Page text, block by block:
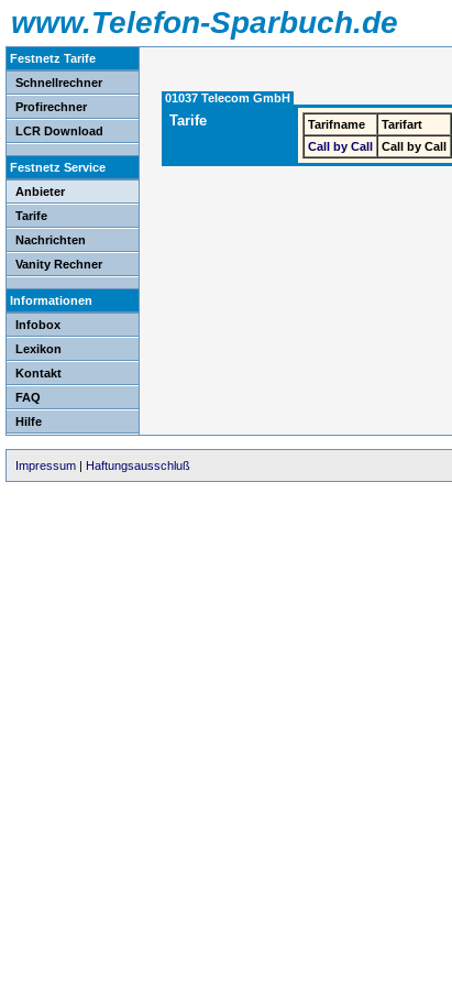
www.Telefon-Sparbuch.de
Festnetz Tarife
Schnellrechner
Profirechner
LCR Download
Festnetz Service
Anbieter
Tarife
Nachrichten
Vanity Rechner
Informationen
Infobox
Lexikon
Kontakt
FAQ
Hilfe
01037 Telecom GmbH
Tarife Tarifname Tarifart
Call by Call
Call by Call
Impressum | Haftungsausschluß